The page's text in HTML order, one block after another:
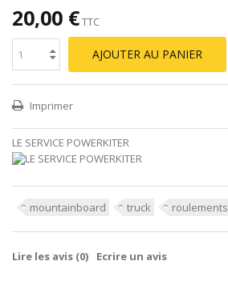
20,00 €TTC
AJOUTER AU PANIER
Imprimer
LE SERVICE POWERKITER
mountainboard truck roulements
Lire les avis (0) Ecrire un avis